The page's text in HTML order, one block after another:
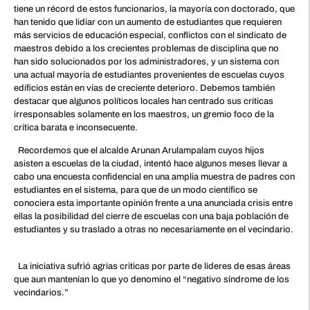
tiene un récord de estos funcionarios, la mayoría con doctorado, que
han tenido que lidiar con un aumento de estudiantes que requieren
más servicios de educación especial, conflictos con el sindicato de
maestros debido a los crecientes problemas de disciplina que no
han sido solucionados por los administradores, y un sistema con
una actual mayoría de estudiantes provenientes de escuelas cuyos
edificios están en vías de creciente deterioro. Debemos también
destacar que algunos políticos locales han centrado sus criticas
irresponsables solamente en los maestros, un gremio foco de la
crítica barata e inconsecuente.
Recordemos que el alcalde Arunan Arulampalam cuyos hijos
asisten a escuelas de la ciudad, intentó hace algunos meses llevar a
cabo una encuesta confidencial en una amplia muestra de padres con
estudiantes en el sistema, para que de un modo científico se
conociera esta importante opinión frente a una anunciada crisis entre
ellas la posibilidad del cierre de escuelas con una baja población de
estudiantes y su traslado a otras no necesariamente en el vecindario.
La iniciativa sufrió agrias criticas por parte de lideres de esas áreas
que aun mantenían lo que yo denomino el “negativo síndrome de los
vecindarios.”